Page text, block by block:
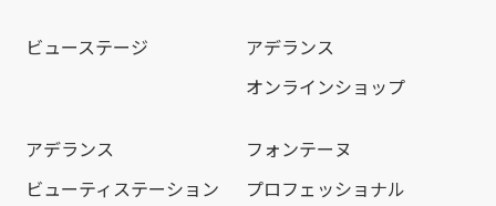
ビューステージ
アデランス
オンラインショップ
アデランス
ビューティステーション
フォンテーヌ
プロフェッショナル